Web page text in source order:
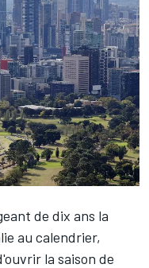
de dix ans la
au calendrier,
la saison de